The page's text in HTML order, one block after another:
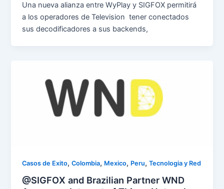
Una nueva alianza entre WyPlay y SIGFOX permitirá
a los operadores de Television tener conectados
sus decodificadores a sus backends,
Casos de Exito,Colombia, Mexico, Peru,Tecnologia y Red
@SIGFOX and Brazilian Partner WND